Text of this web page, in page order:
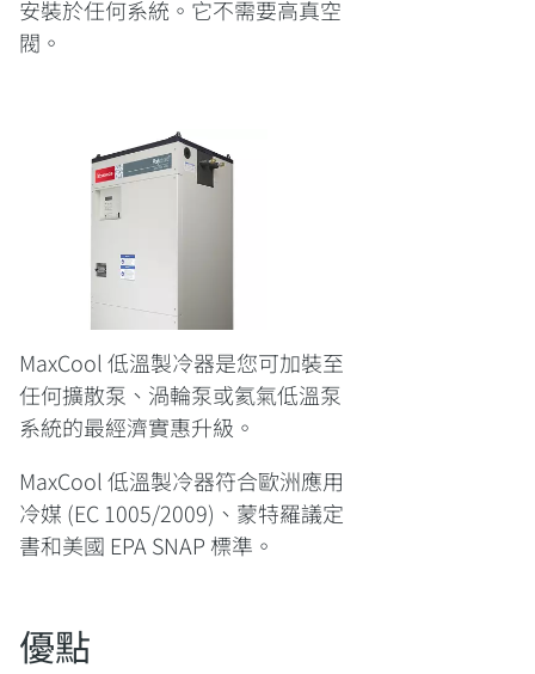
安裝於任何系統。它不需要高真空
閥。
MaxCool 低溫製冷器是您可加裝至
任何擴散泵、渦輪泵或氦氣低溫泵
系統的最經濟實惠升級。
MaxCool 低溫製冷器符合歐洲應用
冷媒 (EC 1005/2009)、蒙特羅議定
書和美國 EPA SNAP 標準。
優點